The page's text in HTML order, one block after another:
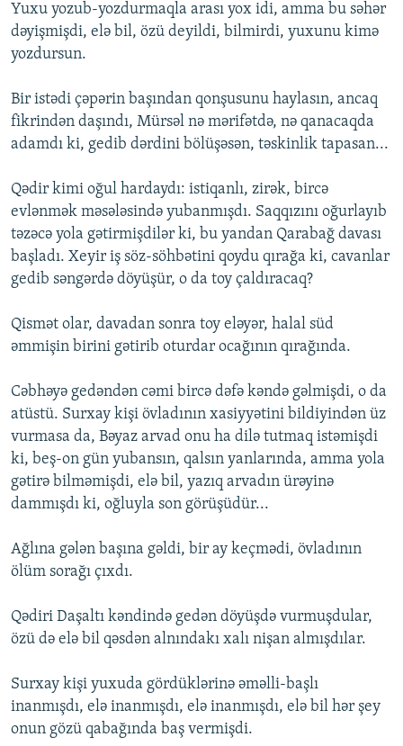
Yuxu yozub-yozdurmaqla arası yox idi, amma bu səhər
dəyişmişdi, elə bil, özü deyildi, bilmirdi, yuxunu kimə
yozdursun.
Bir istədi çəpərin başından qonşusunu haylasın, ancaq
fikrindən daşındı, Mürsəl nə mərifətdə, nə qanacaqda
adamdı ki, gedib dərdini bölüşəsən, təskinlik tapasan...
Qədir kimi oğul hardaydı: istiqanlı, zirək, bircə
evlənmək məsələsində yubanmışdı. Saqqızını oğurlayıb
təzəcə yola gətirmişdilər ki, bu yandan Qarabağ davası
başladı. Xeyir iş söz-söhbətini qoydu qırağa ki, cavanlar
gedib səngərdə döyüşür, o da toy çaldıracaq?
Qismət olar, davadan sonra toy eləyər, halal süd
əmmişin birini gətirib oturdar ocağının qırağında.
Cəbhəyə gedəndən cəmi bircə dəfə kəndə gəlmişdi, o da
atüstü. Surxay kişi övladının xasiyyətini bildiyindən üz
vurmasa da, Bəyaz arvad onu ha dilə tutmaq istəmişdi
ki, beş-on gün yubansın, qalsın yanlarında, amma yola
gətirə bilməmişdi, elə bil, yazıq arvadın ürəyinə
dammışdı ki, oğluyla son görüşüdür...
Ağlına gələn başına gəldi, bir ay keçmədi, övladının
ölüm sorağı çıxdı.
Qədiri Daşaltı kəndində gedən döyüşdə vurmuşdular,
özü də elə bil qəsdən alnındakı xalı nişan almışdılar.
Surxay kişi yuxuda gördüklərinə əməlli-başlı
inanmışdı, elə inanmışdı, elə inanmışdı, elə bil hər şey
onun gözü qabağında baş vermişdi.